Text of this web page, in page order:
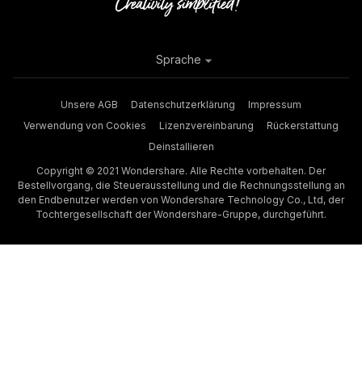
Unsere AGB Datenschutzerklärung
Impressum
Verwendung von Cookies
Lizenzvereinbarung
Rückerstattung
Deinstallieren
Copyright © 2021 Wondershare. Alle Rechte vorbehalten. Der
Bestellvorgang, die Steuerausstellung und die Rechnungsstellung an
den Endbenutzer werden von Wondershare Technology Co., Ltd, der
Tochtergesellschaft der Wondershare-Gruppe, durchgeführt.
Sprache